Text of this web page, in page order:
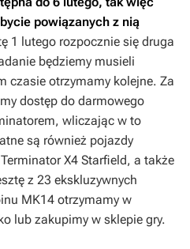
powiązanych z nią
1 lutego rozpocznie się druga
będziemy musieli
czasie otrzymamy kolejne. Za
dostęp do darmowego
, wliczając w to
są również pojazdy
X4 Starfield, a także
z 23 ekskluzywnych
MK14 otrzymamy w
lub zakupimy w sklepie gry.